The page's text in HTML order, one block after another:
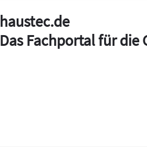
haustec.de
Das Fachportal für die